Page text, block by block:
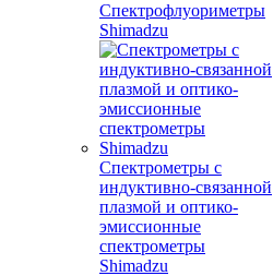
Спектрофлуориметры
Shimadzu
Спектрометры с
индуктивно-связанной
плазмой и оптико-
эмиссионные
спектрометры
Shimadzu